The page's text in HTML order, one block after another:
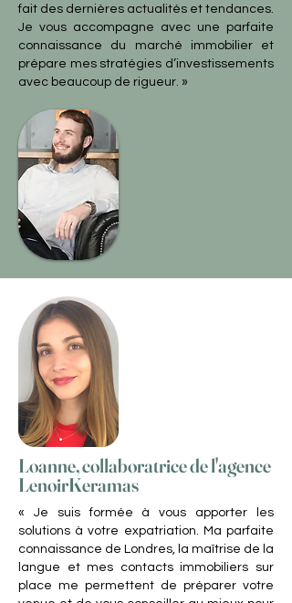
fait des dernières actualités et tendances.
Je vous accompagne avec une parfaite
connaissance du marché immobilier et
prépare mes stratégies d’investissements
avec beaucoup de rigueur. »
Loanne, collaboratrice de l'agence
LenoirKeramas
« Je suis formée à vous apporter les
solutions à votre expatriation. Ma parfaite
connaissance de Londres, la maîtrise de la
langue et mes contacts immobiliers sur
place me permettent de préparer votre